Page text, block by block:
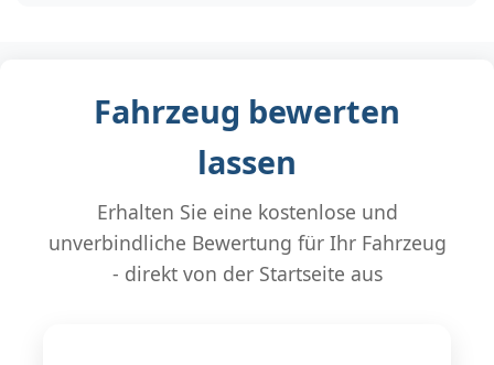
Fahrzeug bewerten
lassen
Erhalten Sie eine kostenlose und
unverbindliche Bewertung für Ihr Fahrzeug
- direkt von der Startseite aus